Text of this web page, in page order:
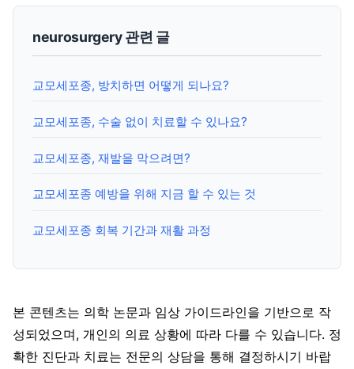
neurosurgery 관련 글
교모세포종, 방치하면 어떻게 되나요?
교모세포종, 수술 없이 치료할 수 있나요?
교모세포종, 재발을 막으려면?
교모세포종 예방을 위해 지금 할 수 있는 것
교모세포종 회복 기간과 재활 과정
본 콘텐츠는 의학 논문과 임상 가이드라인을 기반으로 작
성되었으며, 개인의 의료 상황에 따라 다를 수 있습니다. 정
확한 진단과 치료는 전문의 상담을 통해 결정하시기 바랍